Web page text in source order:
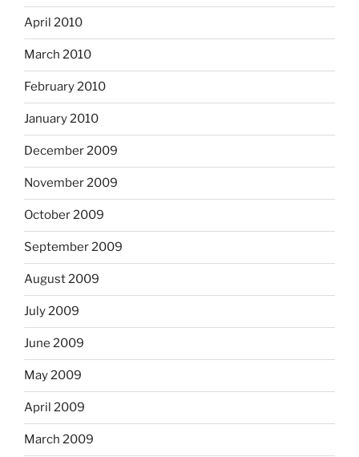
April 2010
March 2010
February 2010
January 2010
December 2009
November 2009
October 2009
September 2009
August 2009
July 2009
June 2009
May 2009
April 2009
March 2009